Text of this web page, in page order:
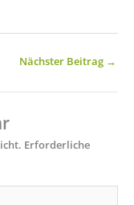
Nächster Beitrag →
Erforderliche